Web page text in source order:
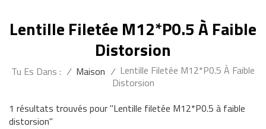
Lentille Filetée M12*P0.5 À Faible
Distorsion
Tu Es Dans : / Maison / Lentille Filetée M12*P0.5 À Faible
Distorsion
1 résultats trouvés pour "Lentille filetée M12*P0.5 à faible
distorsion"